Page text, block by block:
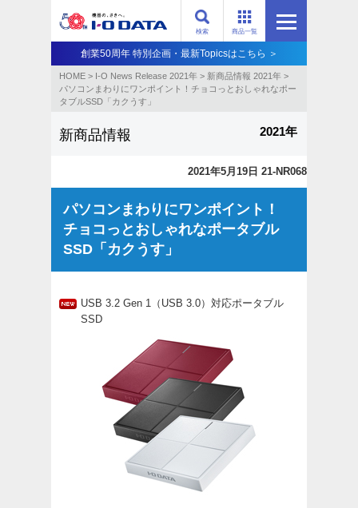
商品一覧
検索
創業50周年 特別企画・最新Topicsはこちら ＞
HOME > I-O News Release 2021年 > 新商品情報 2021年 >
パソコンまわりにワンポイント！チョコっとおしゃれなポー
タブルSSD「カクうす」
新商品情報 2021年
2021年5月19日 21-NR068
パソコンまわりにワンポイント！
チョコっとおしゃれなポータブル
SSD「カクうす」
USB 3.2 Gen 1（USB 3.0）対応ポータブル
SSD